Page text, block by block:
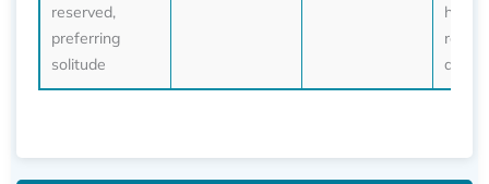
reserved,
preferring
solitude
at